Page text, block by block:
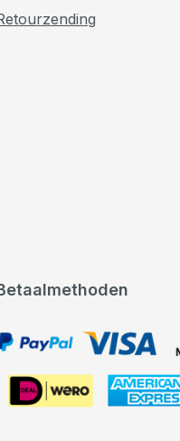
PayPal, VISA, Mastercard